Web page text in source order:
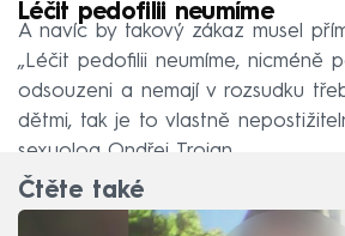
Léčit pedofilii neumíme
A navíc by takový zákaz musel
„Léčit pedofilii neumíme, nicméně
odsouzeni a nemají v rozsudku
dětmi, tak je to vlastně
sexuolog Ondřej Trojan.
Čtěte také